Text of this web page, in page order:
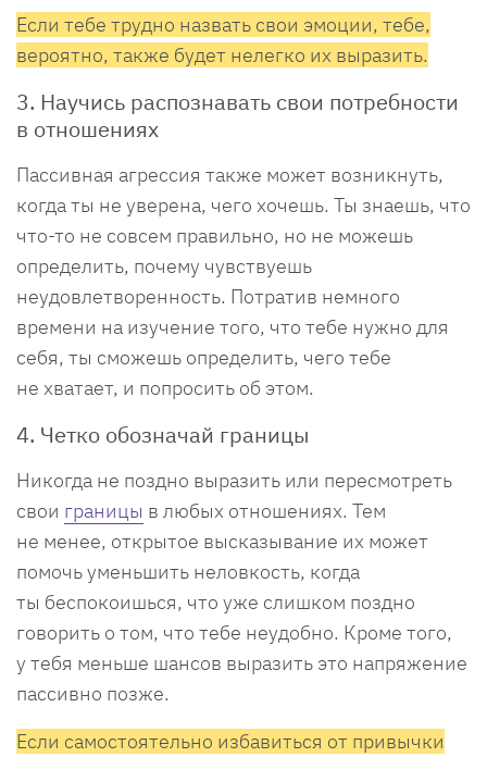
Если тебе трудно назвать свои эмоции, тебе,
вероятно, также будет нелегко их выразить.
3. Научись распознавать свои потребности
в отношениях
Пассивная агрессия также может возникнуть,
когда ты не уверена, чего хочешь. Ты знаешь, что
что-то не совсем правильно, но не можешь
определить, почему чувствуешь
неудовлетворенность. Потратив немного
времени на изучение того, что тебе нужно для
себя, ты сможешь определить, чего тебе
не хватает, и попросить об этом.
4. Четко обозначай границы
Никогда не поздно выразить или пересмотреть
свои границы в любых отношениях. Тем
не менее, открытое высказывание их может
помочь уменьшить неловкость, когда
ты беспокоишься, что уже слишком поздно
говорить о том, что тебе неудобно. Кроме того,
у тебя меньше шансов выразить это напряжение
пассивно позже.
Если самостоятельно избавиться от привычки